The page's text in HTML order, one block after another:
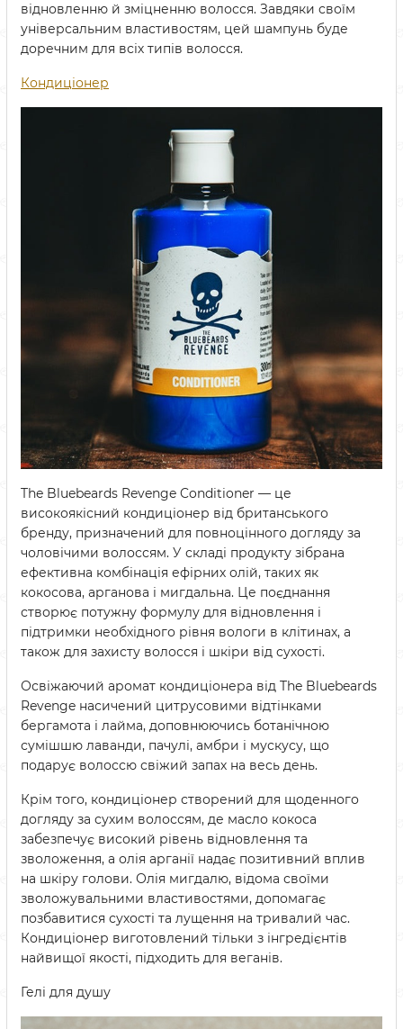
відновленню й зміцненню волосся. Завдяки своїм
універсальним властивостям, цей шампунь буде
доречним для всіх типів волосся.
Кондиціонер
The Bluebeards Revenge Conditioner — це
високоякісний кондиціонер від британського
бренду, призначений для повноцінного догляду за
чоловічими волоссям. У складі продукту зібрана
ефективна комбінація ефірних олій, таких як
кокосова, арганова і мигдальна. Це поєднання
створює потужну формулу для відновлення і
підтримки необхідного рівня вологи в клітинах, а
також для захисту волосся і шкіри від сухості.
Освіжаючий аромат кондиціонера від The Bluebeards
Revenge насичений цитрусовими відтінками
бергамота і лайма, доповнюючись ботанічною
сумішшю лаванди, пачулі, амбри і мускусу, що
подарує волоссю свіжий запах на весь день.
Крім того, кондиціонер створений для щоденного
догляду за сухим волоссям, де масло кокоса
забезпечує високий рівень відновлення та
зволоження, а олія арганії надає позитивний вплив
на шкіру голови. Олія мигдалю, відома своїми
зволожувальними властивостями, допомагає
позбавитися сухості та лущення на тривалий час.
Кондиціонер виготовлений тільки з інгредієнтів
найвищої якості, підходить для веганів.
Гелі для душу